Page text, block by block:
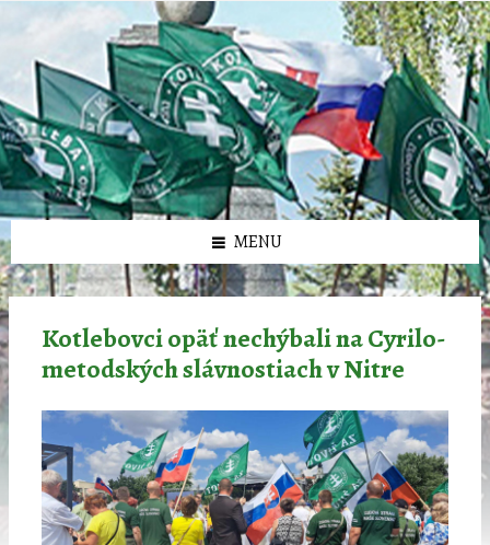
олимп казино
Preskočiť
Preskočiť
panel
Preskočiť
panel
Preskočiť
MENU
Kotlebovci opäť nechýbali na Cyrilo-
metodských slávnostiach v Nitre